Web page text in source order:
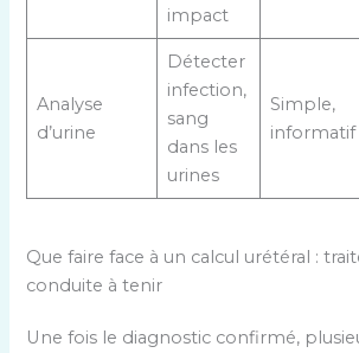
impact
Analyse
d’urine
Détecter
infection,
sang
dans les
urines
Simple,
informatif
Que faire face à un calcul urétéral :
conduite à tenir
Une fois le diagnostic confirmé,